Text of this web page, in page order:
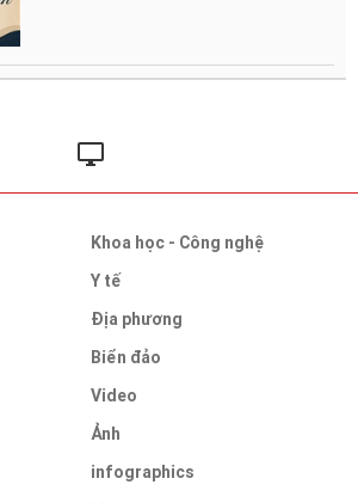
Khoa học - Công nghệ
Y tế
Địa phương
Biển đảo
Video
Ảnh
infographics